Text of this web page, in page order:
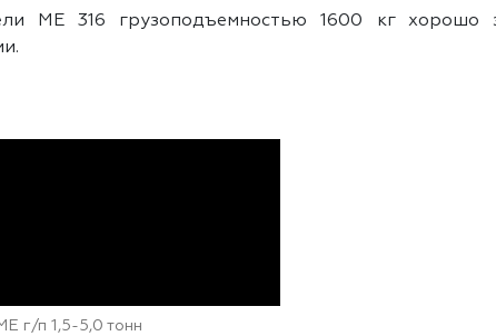
ME 316 грузоподъемностью 1600 кг хорошо
г/п 1,5-5,0 тонн